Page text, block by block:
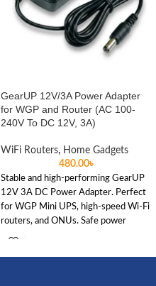
GearUP 12V/3A Power Adapter
for WGP and Router (AC 100-
240V To DC 12V, 3A)
WiFi Routers, Home Gadgets
480.00৳
Stable and high-performing GearUP
12V 3A DC Power Adapter. Perfect
for WGP Mini UPS, high-speed Wi-Fi
routers, and ONUs. Safe power
delivery for your home or office.